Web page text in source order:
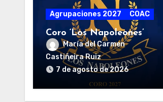
Agrupaciones 2027 COAC
Coro ‘Los Napoleones’
María del Carmen
Castiñeira Ruiz
7 de agosto de 2026